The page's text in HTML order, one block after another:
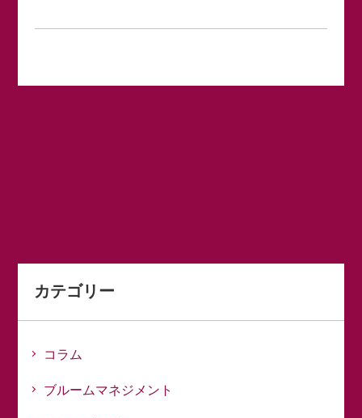
カテゴリー
コラム
ブルームマネジメント